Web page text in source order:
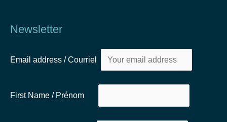
Newsletter
Email address / Courriel
First Name / Prénom